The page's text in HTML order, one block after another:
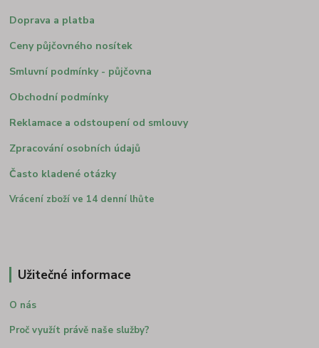
Doprava a platba
Ceny půjčovného nosítek
Smluvní podmínky - půjčovna
Obchodní podmínky
Reklamace a odstoupení od smlouvy
Zpracování osobních údajů
Často kladené otázky
Vrácení zboží ve 14 denní lhůte
Užitečné informace
O nás
Proč využít právě naše služby?